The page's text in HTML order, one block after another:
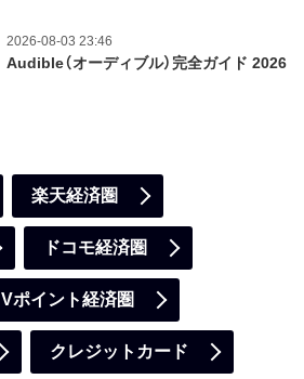
2026-08-03 23:46
Audible（オーディブル）完全ガイド 2026
楽天経済圏
ドコモ経済圏
Vポイント経済圏
クレジットカード